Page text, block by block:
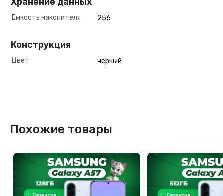
Емкость накопителя 256
Конструкция
Цвет черный
Похожие товары